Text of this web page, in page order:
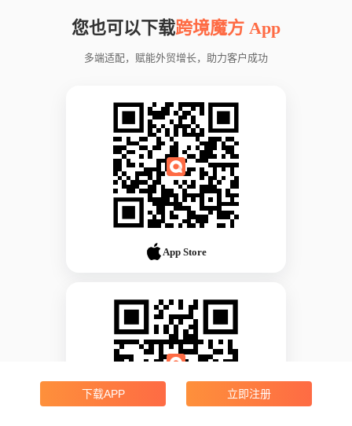
您也可以下载跨境魔方 App
多端适配，赋能外贸增长，助力客户成功
App Store
下载APP 立即注册